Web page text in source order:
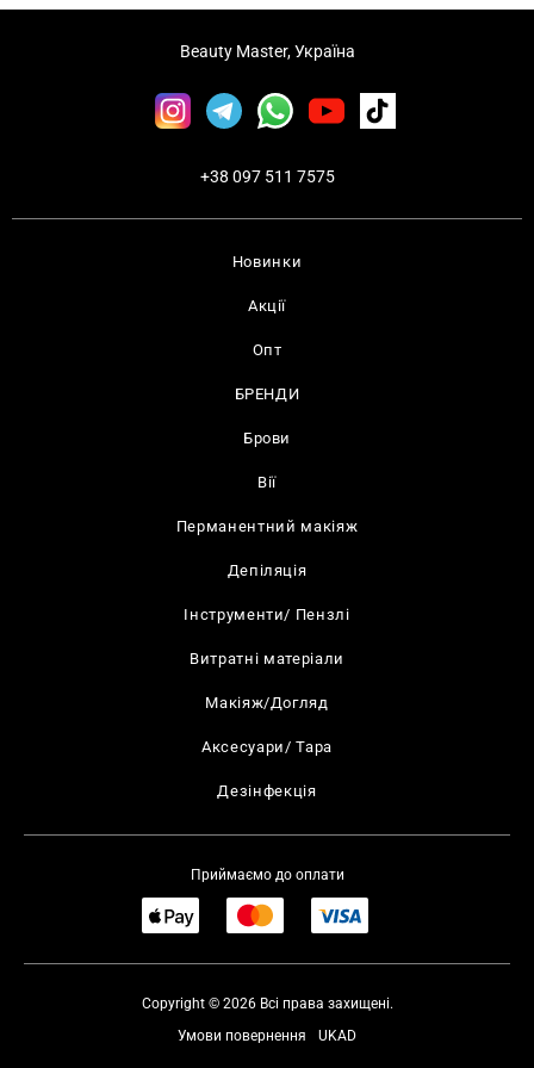
Новинки
Акції
Опт
БРЕНДИ
Брови
Вії
Перманентний макіяж
Депіляція
Інструменти/ Пензлі
Витратні матеріали
Макіяж/Догляд
Аксесуари/ Тара
Дезінфекція
Beauty Master, Україна
+38 097 511 7575
Приймаємо до оплати
Copyright © 2026 Всі права захищені.
UKAD
Умови повернення